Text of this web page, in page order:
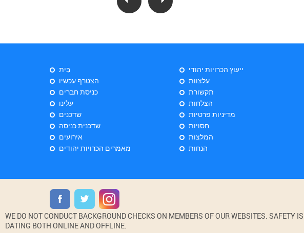
בַּיִת
הצטרף עכשיו
כניסת חברים
עלינו
שדכנים
שדכנית כניסה
אירועים
מאמרים הכרויות יהודים
ייעוץ הכרויות יהודי
עלצוות
תקשורת
הצלחות
מדיניות פרטיות
חסויות
המלצות
הנחות
WE DO NOT CONDUCT BACKGROUND CHECKS ON MEMBERS OF OUR WEBSITES.
DATING BOTH ONLINE AND OFFLINE.